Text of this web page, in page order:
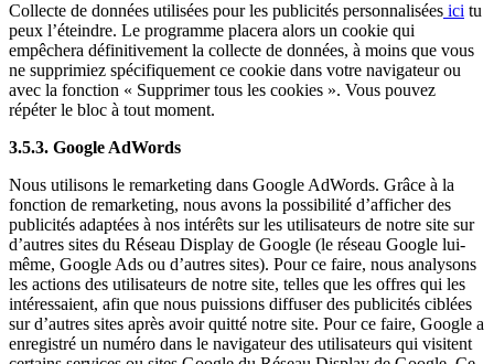
Collecte de données utilisées pour les publicités personnalisées ici tu
peux l’éteindre. Le programme placera alors un cookie qui
empêchera définitivement la collecte de données, à moins que vous
ne supprimiez spécifiquement ce cookie dans votre navigateur ou
avec la fonction « Supprimer tous les cookies ». Vous pouvez
répéter le bloc à tout moment.
3.5.3. Google AdWords
Nous utilisons le remarketing dans Google AdWords. Grâce à la
fonction de remarketing, nous avons la possibilité d’afficher des
publicités adaptées à nos intérêts sur les utilisateurs de notre site sur
d’autres sites du Réseau Display de Google (le réseau Google lui-
même, Google Ads ou d’autres sites). Pour ce faire, nous analysons
les actions des utilisateurs de notre site, telles que les offres qui les
intéressaient, afin que nous puissions diffuser des publicités ciblées
sur d’autres sites après avoir quitté notre site. Pour ce faire, Google a
enregistré un numéro dans le navigateur des utilisateurs qui visitent